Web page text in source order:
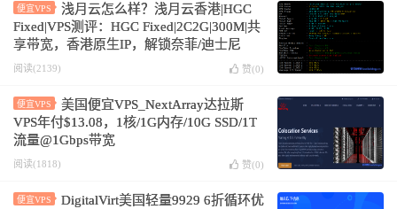
便宜VPS
浅月云怎么样？浅月云香港|HGC
Fixed|VPS测评：HGC Fixed|2C2G|300M|共
享带宽，香港原生IP，解锁奈菲/迪士尼
阅读(2139) 赞(0)
便宜VPS
美国便宜VPS_NextArray达拉斯
VPS年付$13.08，1核/1G内存/10G SSD/1T
流量@1Gbps带宽
阅读(1818) 赞(0)
便宜VPS
DigitalVirt美国轻量9929 6折循环优